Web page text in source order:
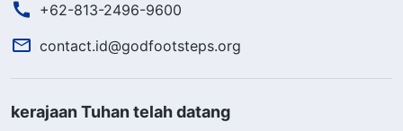
+62-813-2496-9600
contact.id@godfootsteps.org
kerajaan Tuhan telah datang